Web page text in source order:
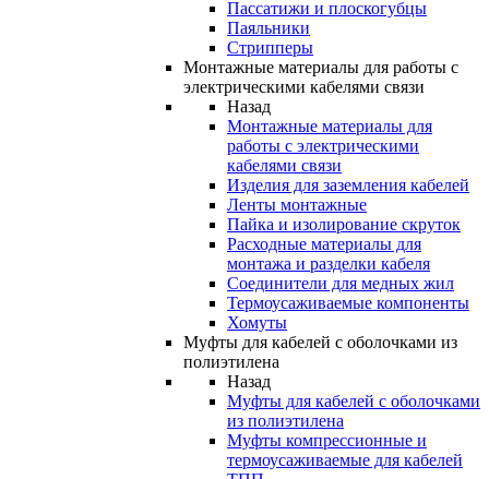
Пассатижи и плоскогубцы
Паяльники
Стрипперы
Монтажные материалы для работы с
электрическими кабелями связи
Назад
Монтажные материалы для
работы с электрическими
кабелями связи
Изделия для заземления кабелей
Ленты монтажные
Пайка и изолирование скруток
Расходные материалы для
монтажа и разделки кабеля
Соединители для медных жил
Термоусаживаемые компоненты
Хомуты
Муфты для кабелей с оболочками из
полиэтилена
Назад
Муфты для кабелей с оболочками
из полиэтилена
Муфты компрессионные и
термоусаживаемые для кабелей